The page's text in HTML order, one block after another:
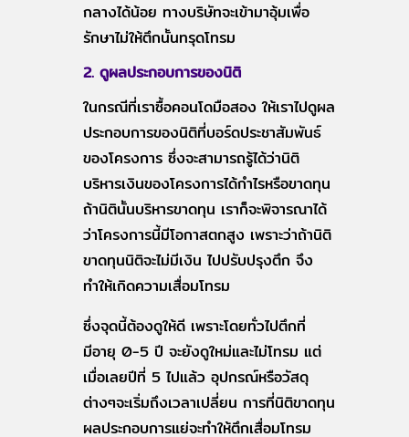
กลางได้น้อย ทางบริษัทจะเข้ามาอุ้มเพื่อ
รักษาไม่ให้ตึกนั้นทรุดโทรม
2. ดูผลประกอบการของนิติ
ในกรณีที่เราซื้อคอนโดมือสอง ให้เราไปดูผล
ประกอบการของนิติที่บอร์ดประชาสัมพันธ์
ของโครงการ ซึ่งจะสามารถรู้ได้ว่านิติ
บริหารเงินของโครงการได้กำไรหรือขาดทุน
ถ้านิตินั้นบริหารขาดทุน เราก็จะพิจารณาได้
ว่าโครงการนี้มีโอกาสตกสูง เพราะว่าถ้านิติ
ขาดทุนนิติจะไม่มีเงิน ไปปรับปรุงตึก จึง
ทำให้เกิดความเสื่อมโทรม
ซึ่งจุดนี้ต้องดูให้ดี เพราะโดยทั่วไปตึกที่
มีอายุ 0-5 ปี จะยังดูใหม่และไม่โทรม แต่
เมื่อเลยปีที่ 5 ไปแล้ว อุปกรณ์หรือวัสดุ
ต่างๆจะเริ่มถึงเวลาเปลี่ยน การที่นิติขาดทุน
ผลประกอบการแย่จะทำให้ตึกเสื่อมโทรม